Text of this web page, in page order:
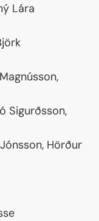
Lára
Sigurðsson,
Hörður